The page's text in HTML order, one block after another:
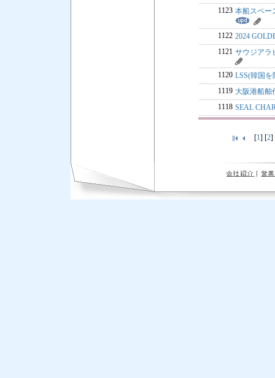
1123 本船スペー
1122 2024
1121 サウジアラ
1120 LSS(韓国を
1119 大阪港船舶
1118 SEAL
[1] [2]